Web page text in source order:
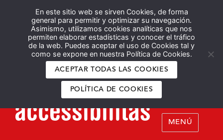
Español English
MENÚ
En este sitio web se sirven Cookies, de forma
general para permitir y optimizar su navegación.
Asimismo, utilizamos cookies analíticas que nos
permiten elaborar estadísticas y conocer el tráfico
de la web. Puedes aceptar el uso de Cookies tal y
como se expone en nuestra Política de Cookies.
ACEPTAR TODAS LAS COOKIES
POLÍTICA DE COOKIES